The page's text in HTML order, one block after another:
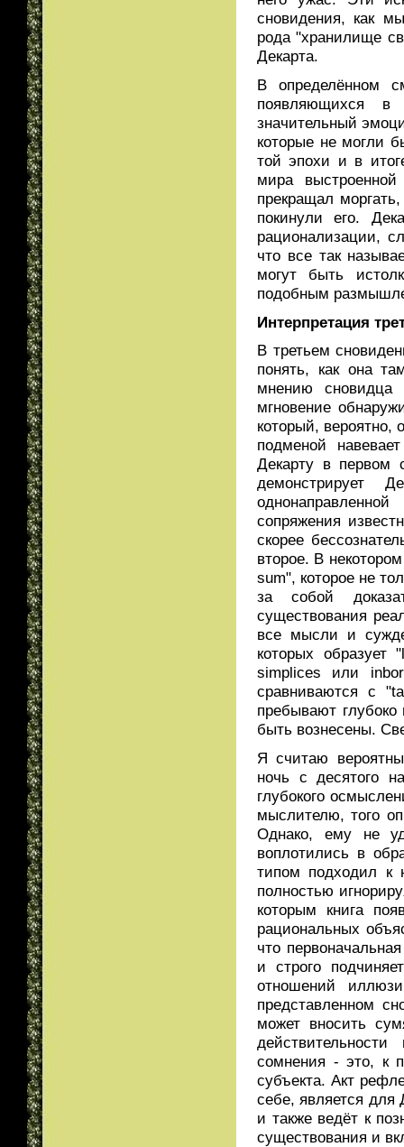
сновидения, как
рода "хранилище
Декарта.
В определённом
появляющихся в
значительный
которые не могли
той эпохи и в
мира
прекращал
покинули его.
рационализации,
что все так
могут быть
подобным
Интерпретация
В третьем
понять, как она
мнению сновидца
мгновение
который,
подменой
Декарту в первом
демонстрирует
сопряжения
скорее
второе. В
sum", которое не
за собой
существования
все мысли и
которых
simplices или
сравниваются с
пребывают
быть вознесены.
Я считаю
ночь с десятого
глубокого
мыслителю, того
Однако, ему не
воплотились в
типом подходил к
полностью
которым книга
рациональных
что
и строго
отношений
представленном
может вносить
сомнения - это, к
субъекта. Акт
себе, является для
и также ведёт к
существования и